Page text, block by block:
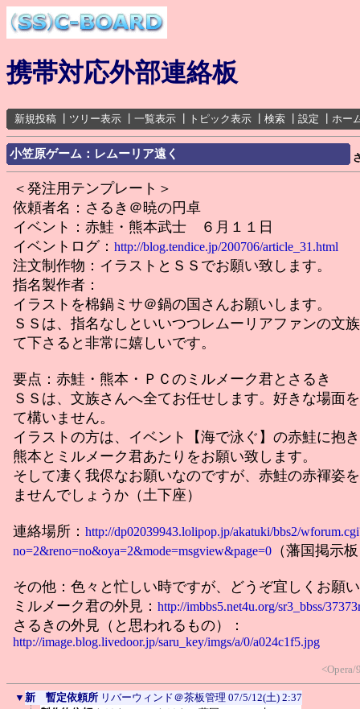
携帯対応外部連絡板
新規投稿 ツリー表示 一覧表示 トピック表示 検索 設定 ホー
小笠原ゲーム：レムーリア遠く
＜発注用テンプレート＞
依頼者名：さるき＠暁の円卓
イベント：赤鮭・熊本武士 ６月１１日
イベントログ： http://blog.tendice.jp/200706/article_31.html
注文制作物：イラストとＳＳでお願い致します。
指名製作者：
イラストを棉鍋ミサ＠鍋の国さんお願いします。
ＳＳは、指名なしといいつつレムーリアファンの文
て下さると非常に嬉しいです。
要点：赤鮭・熊本・ＰＣのミルメーク君とさるき
ＳＳは、文族さんへ全てお任せします。好きな場面
て構いません。
イラストの方は、イベント【海で泳ぐ】の赤鮭に抱
熊本とミルメーク君あたりをお願い致します。
そして凄く我侭なお願いなのですが、赤鮭の赤褌姿
ませんでしょうか（土下座）
連絡場所： http://dp02039943.lolipop.jp/akatuki/bbs2/
no=2&reno=no&oya=2&mode=msgview&page=0 （藩国掲示
その他：色々と忙しい時ですが、どうぞ宜しくお願
ミルメーク君の外見： http://imbbs5.net4u.org/sr3_bbss/
さるきの外見（と思われるもの）：
http://image.blog.livedoor.jp/saru_key/imgs/a/0/a024c1f5.jpg
▼ 新 暫定依頼所 リバーウィンド＠茶板管理 07/5/12(土) 2:37